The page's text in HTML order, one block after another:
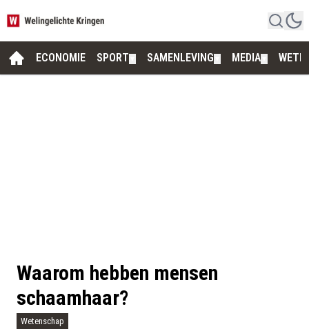
ECONOMIE SPORT SAMENLEVING MEDIA
Waarom hebben mensen
schaamhaar?
Wetenschap